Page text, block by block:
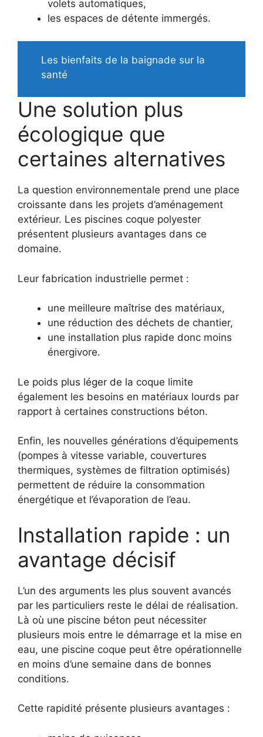
volets automatiques,
les espaces de détente immergés.
Les bienfaits de la baignade sur la
santé
Une solution plus
écologique que
certaines alternatives
La question environnementale prend une place
croissante dans les projets d’aménagement
extérieur. Les piscines coque polyester
présentent plusieurs avantages dans ce
domaine.
Leur fabrication industrielle permet :
une meilleure maîtrise des matériaux,
une réduction des déchets de chantier,
une installation plus rapide donc moins
énergivore.
Le poids plus léger de la coque limite
également les besoins en matériaux lourds par
rapport à certaines constructions béton.
Enfin, les nouvelles générations d’équipements
(pompes à vitesse variable, couvertures
thermiques, systèmes de filtration optimisés)
permettent de réduire la consommation
énergétique et l’évaporation de l’eau.
Installation rapide : un
avantage décisif
L’un des arguments les plus souvent avancés
par les particuliers reste le délai de réalisation.
Là où une piscine béton peut nécessiter
plusieurs mois entre le démarrage et la mise en
eau, une piscine coque peut être opérationnelle
en moins d’une semaine dans de bonnes
conditions.
Cette rapidité présente plusieurs avantages :